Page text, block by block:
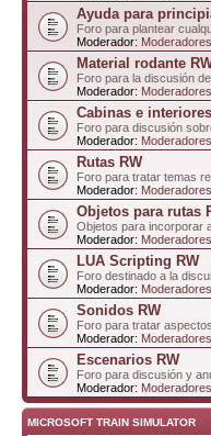
Ayuda para
Foro para plantear
Moderador: Moderadores
Material rodante
Foro para la discusión
Moderador: Moderadores
Cabinas e
Foro para discusión
Moderador: Moderadores
Rutas RW
Foro para tratar temas
Moderador: Moderadores
Objetos para rutas
Objetos para incorporar
Moderador: Moderadores
LUA Scripting RW
Foro destinado a la
Moderador: Moderadores
Sonidos RW
Foro para tratar
Moderador: Moderadores
Escenarios RW
Foro para discusión y
Moderador: Moderadores
MICROSOFT TRAIN SIMULATOR